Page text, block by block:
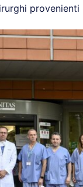
provenienti